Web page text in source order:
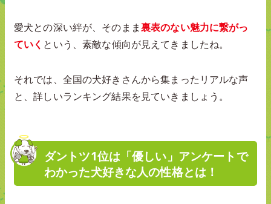
愛犬との深い絆が、そのまま裏表のない魅力に繋がっ
ていく という、素敵な傾向が見えてきましたね。
それでは、全国の犬好きさんから集まったリアルな声
と、詳しいランキング結果を見ていきましょう。
ダントツ1位は「優しい」アンケートで
わかった犬好きな人の性格とは！